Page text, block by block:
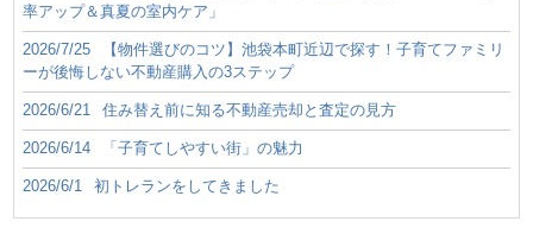
率アップ＆真夏の室内ケア」
2026/7/25
【物件選びのコツ】池袋本町近辺で探す！子育てファミリ
ーが後悔しない不動産購入の3ステップ
2026/6/21 住み替え前に知る不動産売却と査定の見方
2026/6/14 「子育てしやすい街」の魅力
2026/6/1 初トレランをしてきました